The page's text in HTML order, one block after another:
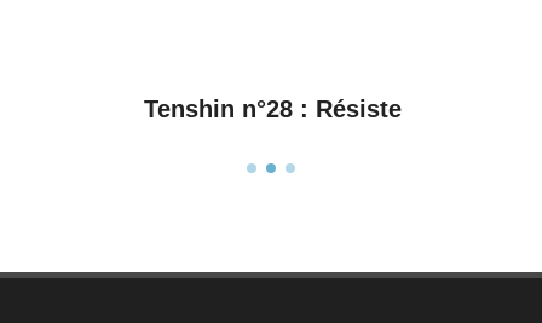
Tenshin n°28 : Résiste